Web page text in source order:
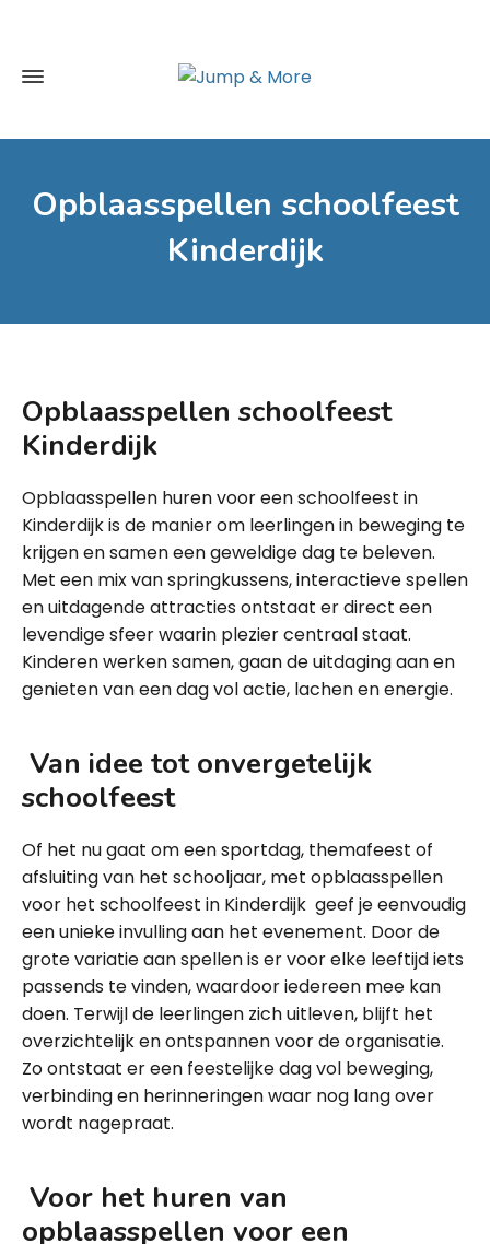
Opblaasspellen schoolfeest
Kinderdijk
Opblaasspellen schoolfeest
Kinderdijk
Opblaasspellen huren voor een schoolfeest in
Kinderdijk is de manier om leerlingen in beweging te
krijgen en samen een geweldige dag te beleven.
Met een mix van springkussens, interactieve spellen
en uitdagende attracties ontstaat er direct een
levendige sfeer waarin plezier centraal staat.
Kinderen werken samen, gaan de uitdaging aan en
genieten van een dag vol actie, lachen en energie.
Van idee tot onvergetelijk
schoolfeest
Of het nu gaat om een sportdag, themafeest of
afsluiting van het schooljaar, met opblaasspellen
voor het schoolfeest in Kinderdijk geef je eenvoudig
een unieke invulling aan het evenement. Door de
grote variatie aan spellen is er voor elke leeftijd iets
passends te vinden, waardoor iedereen mee kan
doen. Terwijl de leerlingen zich uitleven, blijft het
overzichtelijk en ontspannen voor de organisatie.
Zo ontstaat er een feestelijke dag vol beweging,
verbinding en herinneringen waar nog lang over
wordt nagepraat.
Voor het huren van
opblaasspellen voor een